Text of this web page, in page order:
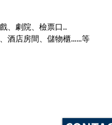
、劇院、檢票口..
酒店房間、儲物櫃……等